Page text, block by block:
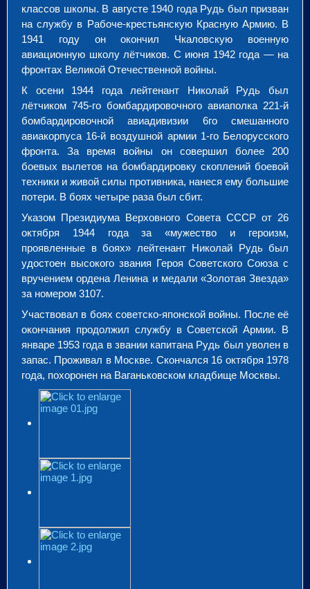
классов школы. В августе 1940 года Рудь был призван
на службу в Рабоче-крестьянскую Красную Армию. В
1941 году он окончил Чкаловскую военную
авиационную школу лётчиков. С июня 1942 года — на
фронтах Великой Отечественной войны.
К осени 1944 года лейтенант Николай Рудь был
лётчиком 745-го бомбардировочного авиаполка 221-й
бомбардировочной авиадивизии 6го смешанного
авиакорпуса 16-й воздушной армии 1-го Белорусского
фронта. За время войны он совершил более 200
боевых вылетов на бомбардировку скоплений боевой
техники и живой силы противника, нанеся ему большие
потери. В боях четыре раза был сбит.
Указом Президиума Верховного Совета СССР от 26
октября 1944 года за «мужество и героизм,
проявленные в боях» лейтенант Николай Рудь был
удостоен высокого звания Героя Советского Союза с
вручением ордена Ленина и медали «Золотая Звезда»
за номером 3107.
Участвовал в боях советско-японской войны. После её
окончания продолжил службу в Советской Армии. В
январе 1953 года в звании капитана Рудь был уволен в
запас. Проживал в Москве. Скончался 16 октября 1978
года, похоронен на Ваганьковском кладбище Москвы.